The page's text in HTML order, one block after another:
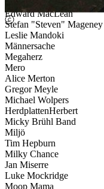
Florian Lipphardt
Edward MacLean
Stefan "Steven" Mageney
Leslie Mandoki
Männersache
Megaherz
Mero
Alice Merton
Gregor Meyle
Michael Wolpers
HerdplattenHerbert
Micky Brühl Band
Miljö
Tim Hepburn
Milky Chance
Jan Miserre
Luke Mockridge
Moop Mama